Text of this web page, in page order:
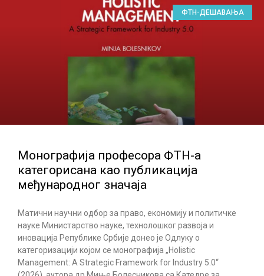
ФТН-ДЕШАВАЊА
Монографија професора ФТН-а
категорисана као публикација
међународног значаја
Матични научни одбор за право, економију и политичке
науке Министарство науке, технолошког развоја и
иновација Републике Србије донео је Одлуку о
категоризацији којом се монографија „Holistic
Management: A Strategic Framework for Industry 5.0“